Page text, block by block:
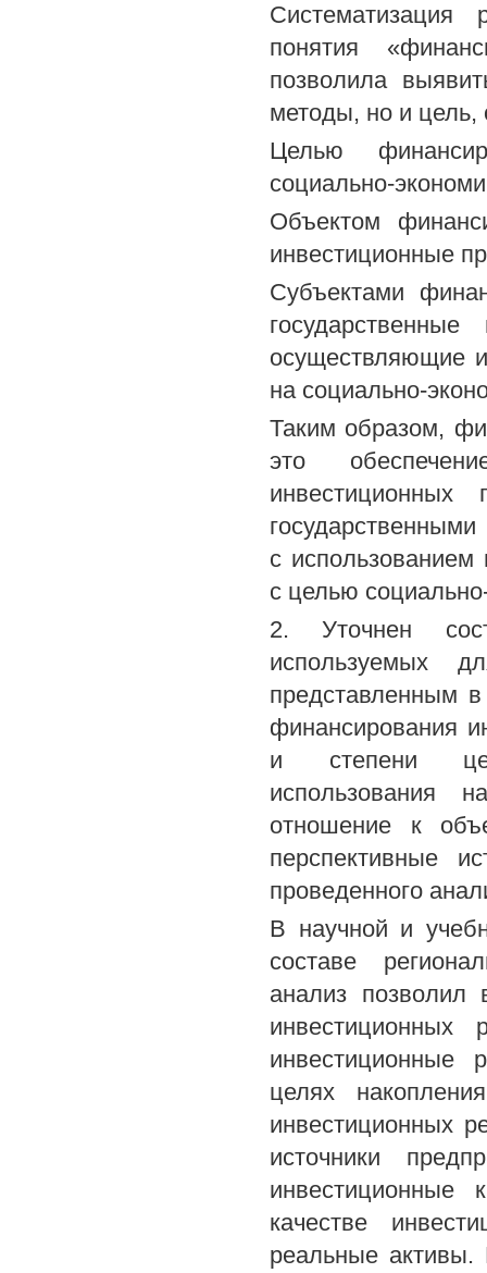
понятия
позволила
методы, но и цель,
Целью
социально-
Объектом
инвестиционные
Субъектами
осуществляющие
на социально-
Таким образом,
это
инвестиционных
с
с целью
2. Уточнен
используемых
представленным
финансирования
и степени
использования
отношение к
перспективные
проведенного
В научной и
составе
анализ позволил
инвестиционные
целях
инвестиционных
источники
инвестиционные
качестве
реальные активы.